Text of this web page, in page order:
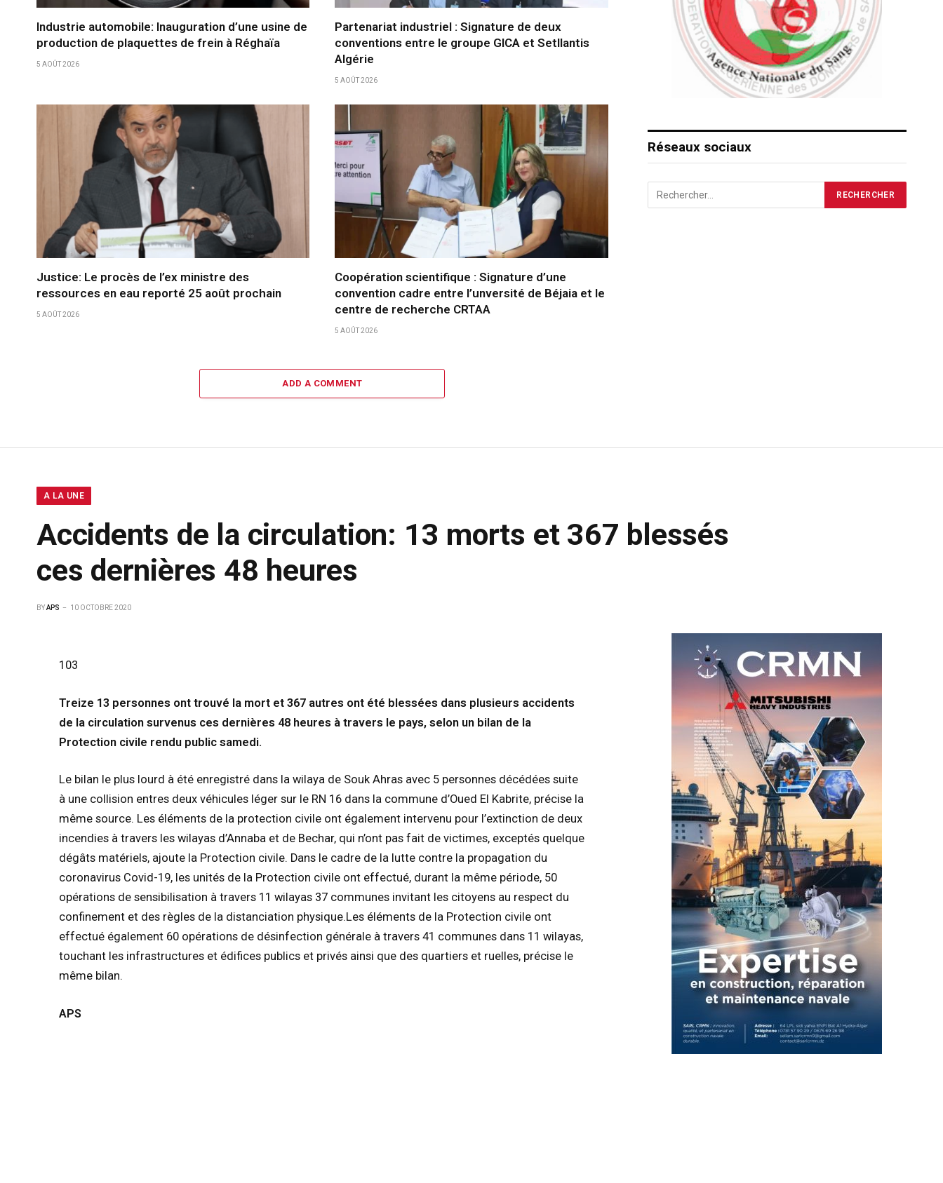
Industrie automobile: Inauguration d’une usine de
production de plaquettes de frein à Réghaïa
5 AOÛT 2026
Partenariat industriel : Signature de deux
conventions entre le groupe GICA et Setllantis
Algérie
5 AOÛT 2026
Justice: Le procès de l’ex ministre des
ressources en eau reporté 25 août prochain
5 AOÛT 2026
Coopération scientifique : Signature d’une
convention cadre entre l’unversité de Béjaia et le
centre de recherche CRTAA
5 AOÛT 2026
ADD A COMMENT
Réseaux sociaux
A LA UNE
Accidents de la circulation: 13 morts et 367 blessés
ces dernières 48 heures
BYAPS 10 OCTOBRE 2020
103
Treize 13 personnes ont trouvé la mort et 367 autres ont été blessées dans plusieurs accidents
de la circulation survenus ces dernières 48 heures à travers le pays, selon un bilan de la
Protection civile rendu public samedi.
Le bilan le plus lourd à été enregistré dans la wilaya de Souk Ahras avec 5 personnes décédées suite
à une collision entres deux véhicules léger sur le RN 16 dans la commune d’Oued El Kabrite, précise la
même source. Les éléments de la protection civile ont également intervenu pour l’extinction de deux
incendies à travers les wilayas d’Annaba et de Bechar, qui n’ont pas fait de victimes, exceptés quelque
dégâts matériels, ajoute la Protection civile. Dans le cadre de la lutte contre la propagation du
coronavirus Covid-19, les unités de la Protection civile ont effectué, durant la même période, 50
opérations de sensibilisation à travers 11 wilayas 37 communes invitant les citoyens au respect du
confinement et des règles de la distanciation physique.Les éléments de la Protection civile ont
effectué également 60 opérations de désinfection générale à travers 41 communes dans 11 wilayas,
touchant les infrastructures et édifices publics et privés ainsi que des quartiers et ruelles, précise le
même bilan.
APS